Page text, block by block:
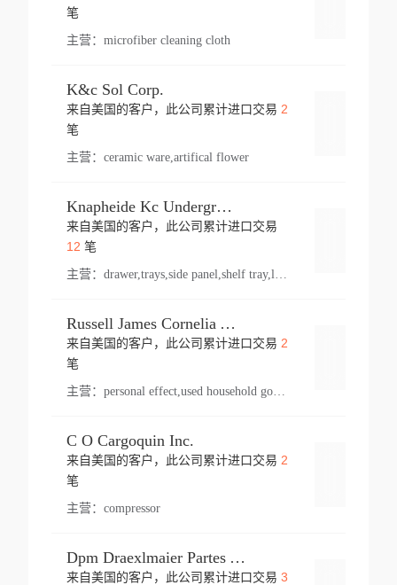
笔
主营： microfiber cleaning cloth
K&c Sol Corp.
来自美国的客户，此公司累计进口交易 2
笔
主营： ceramic ware,artifical flower
Knapheide Kc Underground
来自美国的客户，此公司累计进口交易
12 笔
主营：
Russell James Cornelia Arlington Va
来自美国的客户，此公司累计进口交易 2
笔
主营： personal effect,used household goods
C O Cargoquin Inc.
来自美国的客户，此公司累计进口交易 2
笔
主营： compressor
Dpm Draexlmaier Partes Automotrices Corr Ind Huejotzingo
来自美国的客户，此公司累计进口交易 3